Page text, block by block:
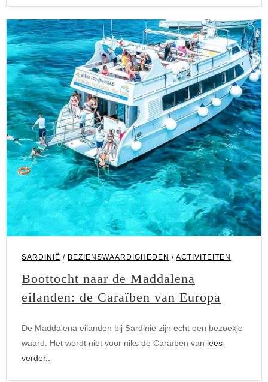
SARDINIË / BEZIENSWAARDIGHEDEN / ACTIVITEITEN
Boottocht naar de Maddalena
eilanden: de Caraïben van Europa
De Maddalena eilanden bij Sardinië zijn echt een bezoekje
waard. Het wordt niet voor niks de Caraïben van lees
verder..